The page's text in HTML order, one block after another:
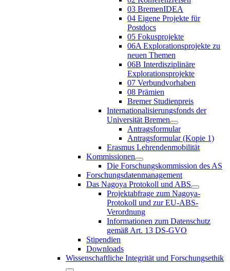
03 BremenIDEA
04 Eigene Projekte für
Postdocs
05 Fokusprojekte
06A Explorationsprojekte zu
neuen Themen
06B Interdisziplinäre
Explorationsprojekte
07 Verbundvorhaben
08 Prämien
Bremer Studienpreis
Internationalisierungsfonds der
Universität Bremen
Antragsformular
Antragsformular (Kopie 1)
Erasmus Lehrendenmobilität
Kommissionen
Die Forschungskommission des AS
Forschungsdatenmanagement
Das Nagoya Protokoll und ABS
Projektabfrage zum Nagoya-
Protokoll und zur EU-ABS-
Verordnung
Informationen zum Datenschutz
gemäß Art. 13 DS-GVO
Stipendien
Downloads
Wissenschaftliche Integrität und Forschungsethik